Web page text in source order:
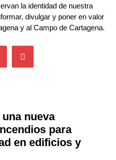
la identidad de nuestra
divulgar y poner en valor
y al Campo de Cartagena.
nueva
para
en edificios y